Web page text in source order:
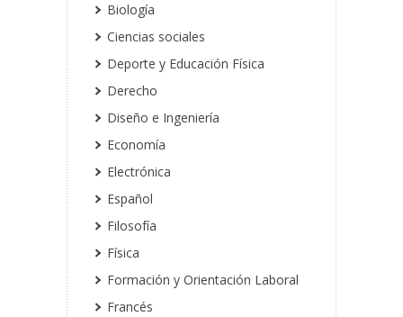
Biología
Ciencias sociales
Deporte y Educación Física
Derecho
Diseño e Ingeniería
Economía
Electrónica
Español
Filosofía
Física
Formación y Orientación Laboral
Francés